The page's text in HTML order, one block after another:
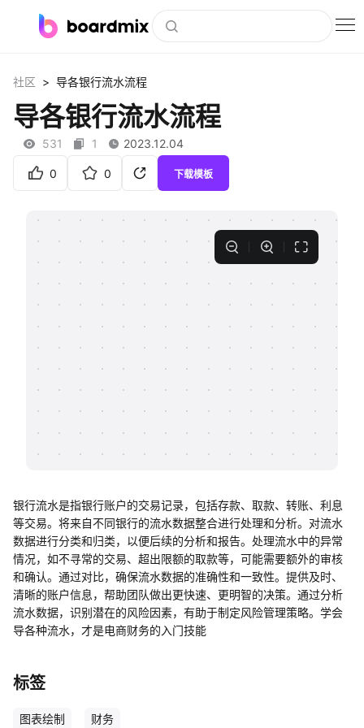
社区资源
下载
私有化部署
支持
帮助中心
社区 > 导各银行流水流程
导各银行流水流程
531 1 2023.12.04
0 0 下载模板
银行流水是指银行账户的交易记录，包括存款、取款、转账、利息
等交易。将来自不同银行的流水数据整合进行处理和分析。对流水
数据进行分类和归类，以便后续的分析和报告。处理流水中的异常
情况，如不寻常的交易、超出限额的取款等，可能需要额外的审核
和确认。通过对比，确保流水数据的准确性和一致性。提供及时、
清晰的账户信息，帮助团队做出更快速、更明智的决策。通过分析
流水数据，识别潜在的风险因素，有助于制定风险管理策略。学会
导各种流水，才是电商财务的入门技能
标签
图表绘制 财务